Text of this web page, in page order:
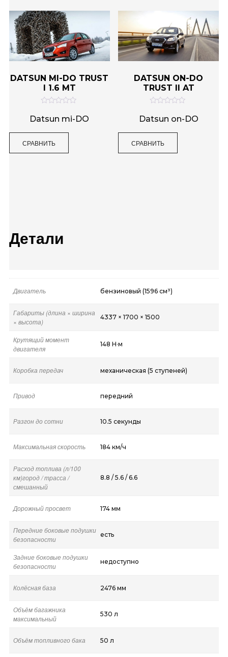
Детали
Двигатель бензиновый (1596 см³)
Габариты (длина × ширина
× высота)
4337 × 1700 × 1500
Крутящий момент
двигателя
148 Н·м
Коробка передач механическая (5 ступеней)
Привод передний
Разгон до сотни 10.5 секунды
Максимальная скорость 184 км/ч
Расход топлива (л/100
км)город / трасса /
смешанный
8.8 / 5.6 / 6.6
Дорожный просвет 174 мм
Передние боковые подушки
безопасности
есть
Задние боковые подушки
безопасности
недоступно
Колёсная база 2476 мм
Объём багажника
максимальный
530 л
Объём топливного бака 50 л
DATSUN MI-DO TRUST
I 1.6 MT
ц
е
а
Datsun mi-DO
СРАВНИТЬ
DATSUN ON-DO
TRUST II AT
ц
е
а
Datsun on-DO
СРАВНИТЬ